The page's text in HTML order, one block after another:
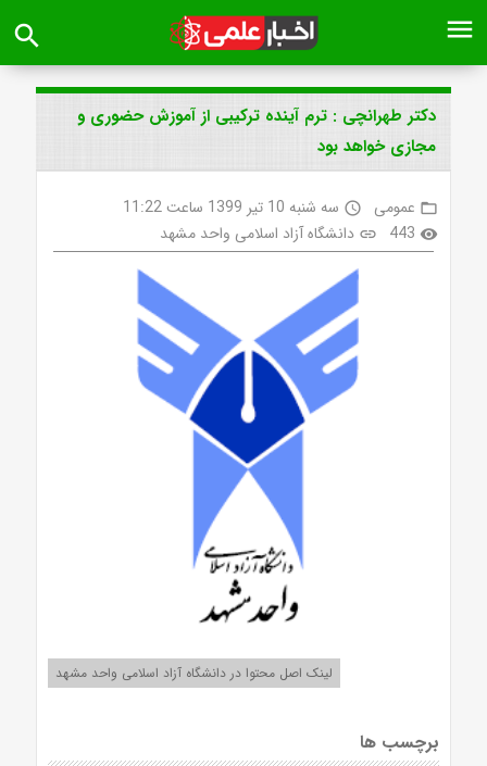
menu
search
دکتر طهرانچی : ترم آینده ترکیبی از آموزش حضوری و
مجازی خواهد بود
folder_open عمومی access_time سه شنبه 10 تیر 1399 ساعت 11:22
visibility
443
link دانشگاه آزاد اسلامی واحد مشهد
لینک اصل محتوا در دانشگاه آزاد اسلامی واحد مشهد
برچسب ها